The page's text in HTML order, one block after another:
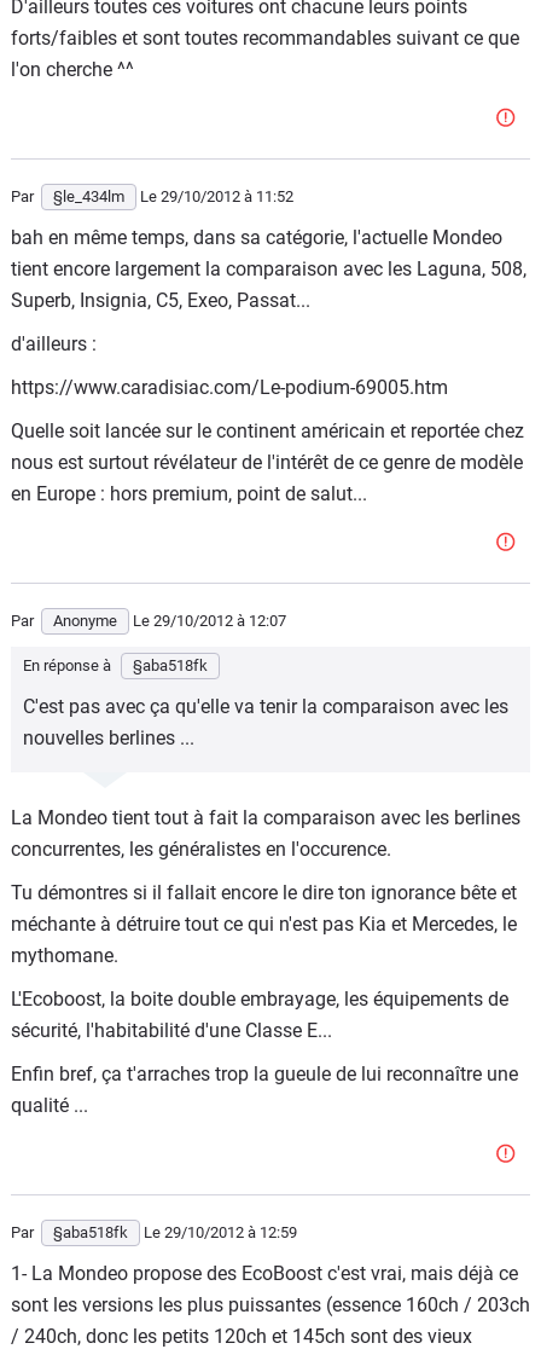
D'ailleurs toutes ces voitures ont chacune leurs points
forts/faibles et sont toutes recommandables suivant ce que
l'on cherche ^^
Par §le_434lm Le 29/10/2012 à 11:52
bah en même temps, dans sa catégorie, l'actuelle Mondeo
tient encore largement la comparaison avec les Laguna, 508,
Superb, Insignia, C5, Exeo, Passat...
d'ailleurs :
https://www.caradisiac.com/Le-podium-69005.htm
Quelle soit lancée sur le continent américain et reportée chez
nous est surtout révélateur de l'intérêt de ce genre de modèle
en Europe : hors premium, point de salut...
Par Anonyme Le 29/10/2012 à 12:07
En réponse à §aba518fk
C'est pas avec ça qu'elle va tenir la comparaison avec les
nouvelles berlines ...
La Mondeo tient tout à fait la comparaison avec les berlines
concurrentes, les généralistes en l'occurence.
Tu démontres si il fallait encore le dire ton ignorance bête et
méchante à détruire tout ce qui n'est pas Kia et Mercedes, le
mythomane.
L'Ecoboost, la boite double embrayage, les équipements de
sécurité, l'habitabilité d'une Classe E...
Enfin bref, ça t'arraches trop la gueule de lui reconnaître une
qualité ...
Par §aba518fk Le 29/10/2012 à 12:59
1- La Mondeo propose des EcoBoost c'est vrai, mais déjà ce
sont les versions les plus puissantes (essence 160ch / 203ch
/ 240ch, donc les petits 120ch et 145ch sont des vieux